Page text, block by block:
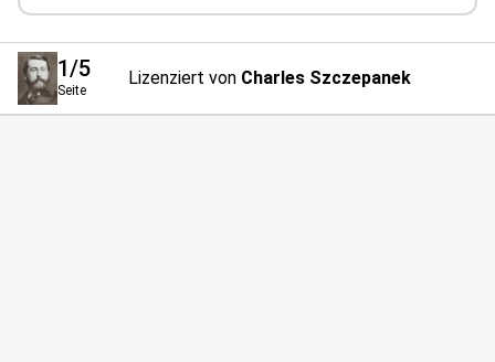
1/5
Seite
Lizenziert von Charles Szczepanek